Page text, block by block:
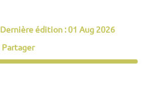
Dernière édition : 01 Aug 2026
Partager